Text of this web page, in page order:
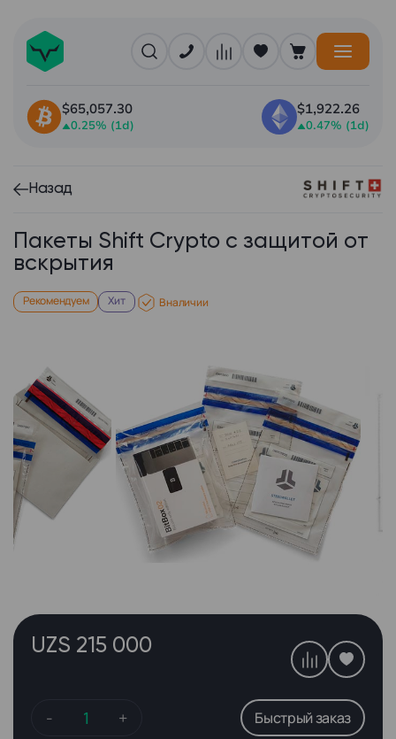
$65,057.30
0.25% (1d)
$1,922.26
0.47% (1d)
Назад
Пакеты Shift Crypto с защитой от
вскрытия
Рекомендуем Хит В наличии
UZS 215 000
- + Быстрый заказ